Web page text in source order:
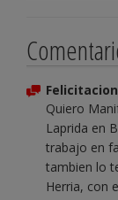
Quiero
Laprida en
trabajo en
tambien lo
Herria, con